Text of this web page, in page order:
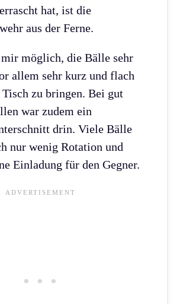
hat, ist die
aus der Ferne.
möglich, die Bälle sehr
allem sehr kurz und flach
zu bringen. Bei gut
war zudem ein
drin. Viele Bälle
nur wenig Rotation und
Einladung für den Gegner.